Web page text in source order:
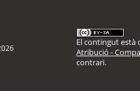
El contingut està
Atribució -
contrari.